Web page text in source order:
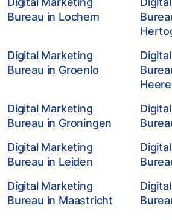
Bureau in Lochem
Digital Marketing
Bureau in Groenlo
Digital Marketing
Bureau in Groningen
Digital Marketing
Bureau in Leiden
Digital Marketing
Bureau in Maastricht